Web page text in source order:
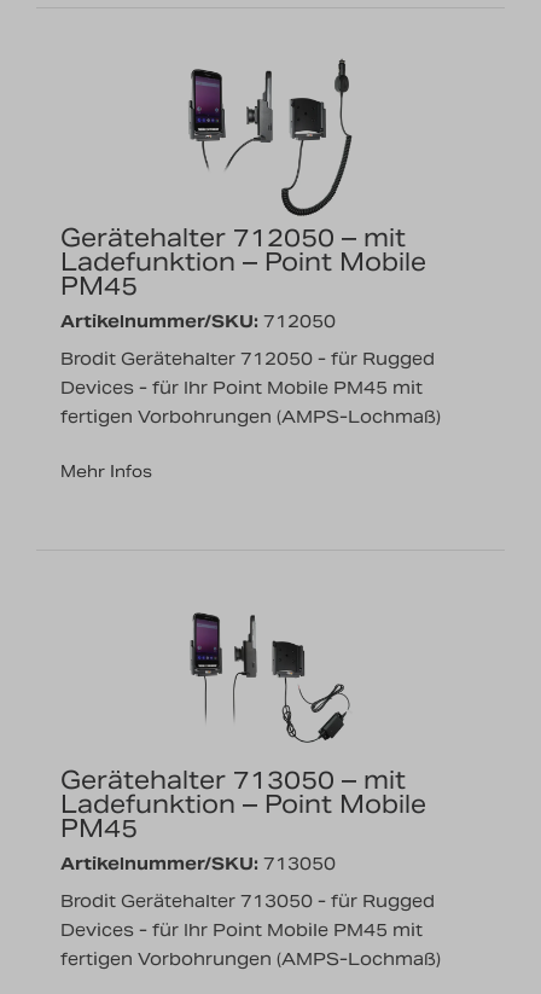
Gerätehalter 712050 – mit
Ladefunktion – Point Mobile
PM45
Artikelnummer/SKU: 712050
Brodit Gerätehalter 712050 - für Rugged
Devices - für Ihr Point Mobile PM45 mit
fertigen Vorbohrungen (AMPS-Lochmaß)
Mehr Infos
Gerätehalter 713050 – mit
Ladefunktion – Point Mobile
PM45
Artikelnummer/SKU: 713050
Brodit Gerätehalter 713050 - für Rugged
Devices - für Ihr Point Mobile PM45 mit
fertigen Vorbohrungen (AMPS-Lochmaß)